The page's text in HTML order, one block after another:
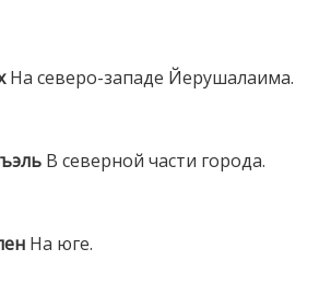
На северо-западе Йерушалаима.
В северной части города.
На юге.